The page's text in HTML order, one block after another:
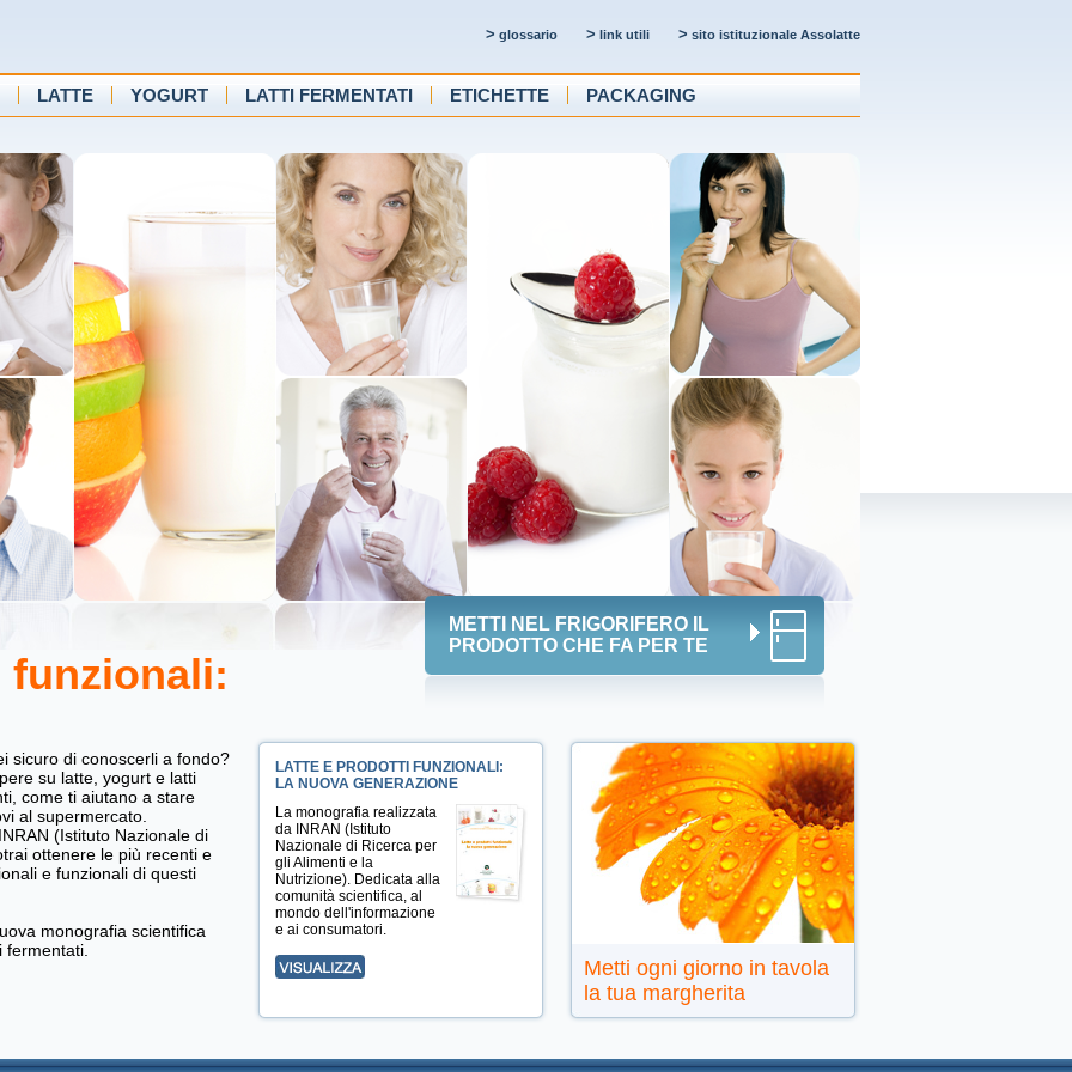
> glossario > link utili > sito istituzionale Assolatte
LATTE YOGURT LATTI FERMENTATI ETICHETTE PACKAGING
METTI NEL FRIGORIFERO IL
PRODOTTO CHE FA PER TE
sicuro di conoscerli a fondo?
su latte, yogurt e latti
come ti aiutano a stare
al supermercato.
(Istituto Nazionale di
ottenere le più recenti e
e funzionali di questi
monografia scientifica
Metti ogni giorno in tavola
la tua margherita
LATTE E PRODOTTI FUNZIONALI:
LA NUOVA GENERAZIONE
La monografia realizzata
da INRAN (Istituto
Nazionale di Ricerca per
gli Alimenti e la
Nutrizione). Dedicata alla
comunità scientifica, al
mondo dell'informazione
e ai consumatori.